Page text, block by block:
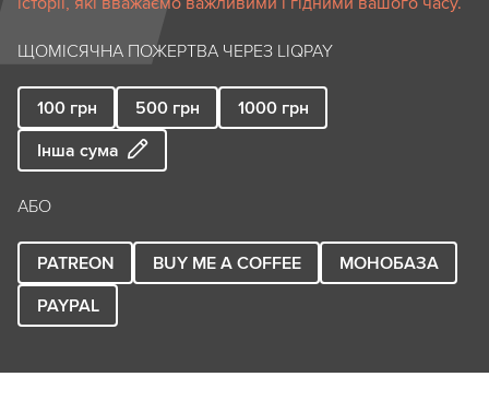
ЩОМІСЯЧНА ПОЖЕРТВА ЧЕРЕЗ LIQPAY
100 грн 500 грн 1000 грн
Інша сума
АБО
PATREON BUY ME A COFFEE
МОНОБАЗА
PAYPAL